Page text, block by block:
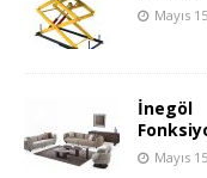
Mayıs
Mayıs